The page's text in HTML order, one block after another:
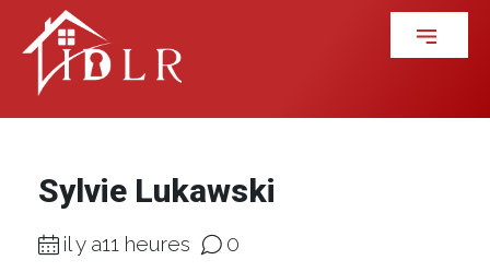
Sylvie Lukawski
il y a11 heures 0